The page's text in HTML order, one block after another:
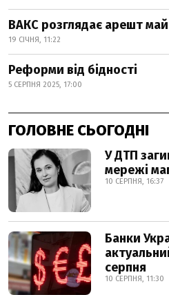
ВАКС розглядає арешт
19 СІЧНЯ, 11:22
Реформи від бідності
5 СЕРПНЯ 2025, 17:00
ГОЛОВНЕ СЬОГОДНІ
У ДТП
мережі
10 СЕРПНЯ, 16:37
Банки
серпня
10 СЕРПНЯ, 11:30